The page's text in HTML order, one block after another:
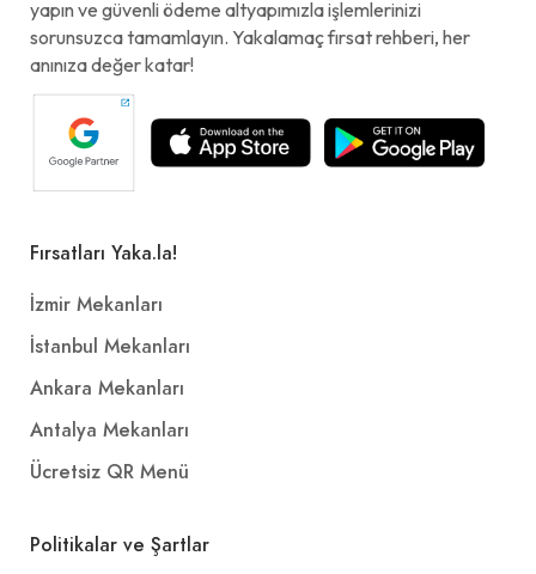
yapın ve güvenli ödeme altyapımızla işlemlerinizi
sorunsuzca tamamlayın. Yakalamaç fırsat rehberi, her
anınıza değer katar!
Fırsatları Yaka.la!
İzmir Mekanları
İstanbul Mekanları
Ankara Mekanları
Antalya Mekanları
Ücretsiz QR Menü
Politikalar ve Şartlar